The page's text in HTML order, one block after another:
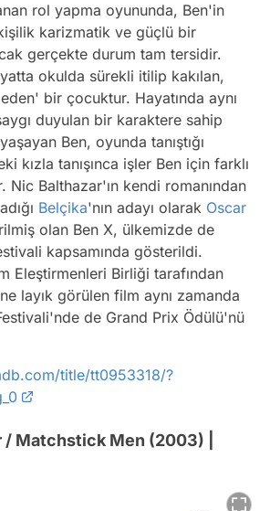
rol yapma oyununda, Ben'in
karizmatik ve güçlü bir
gerçekte durum tam tersidir.
okulda sürekli itilip kakılan,
bir çocuktur. Hayatında aynı
duyulan bir karaktere sahip
Ben, oyunda tanıştığı
kızla tanışınca işler Ben için farklı
Nic Balthazar'ın kendi romanından
Belçika'nın adayı olarak Oscar
olan Ben X, ülkemizde de
kapsamında gösterildi.
Eleştirmenleri Birliği tarafından
layık görülen film aynı zamanda
de Grand Prix Ödülü'nü
title/tt0953318/?
/ Matchstick Men (2003) |